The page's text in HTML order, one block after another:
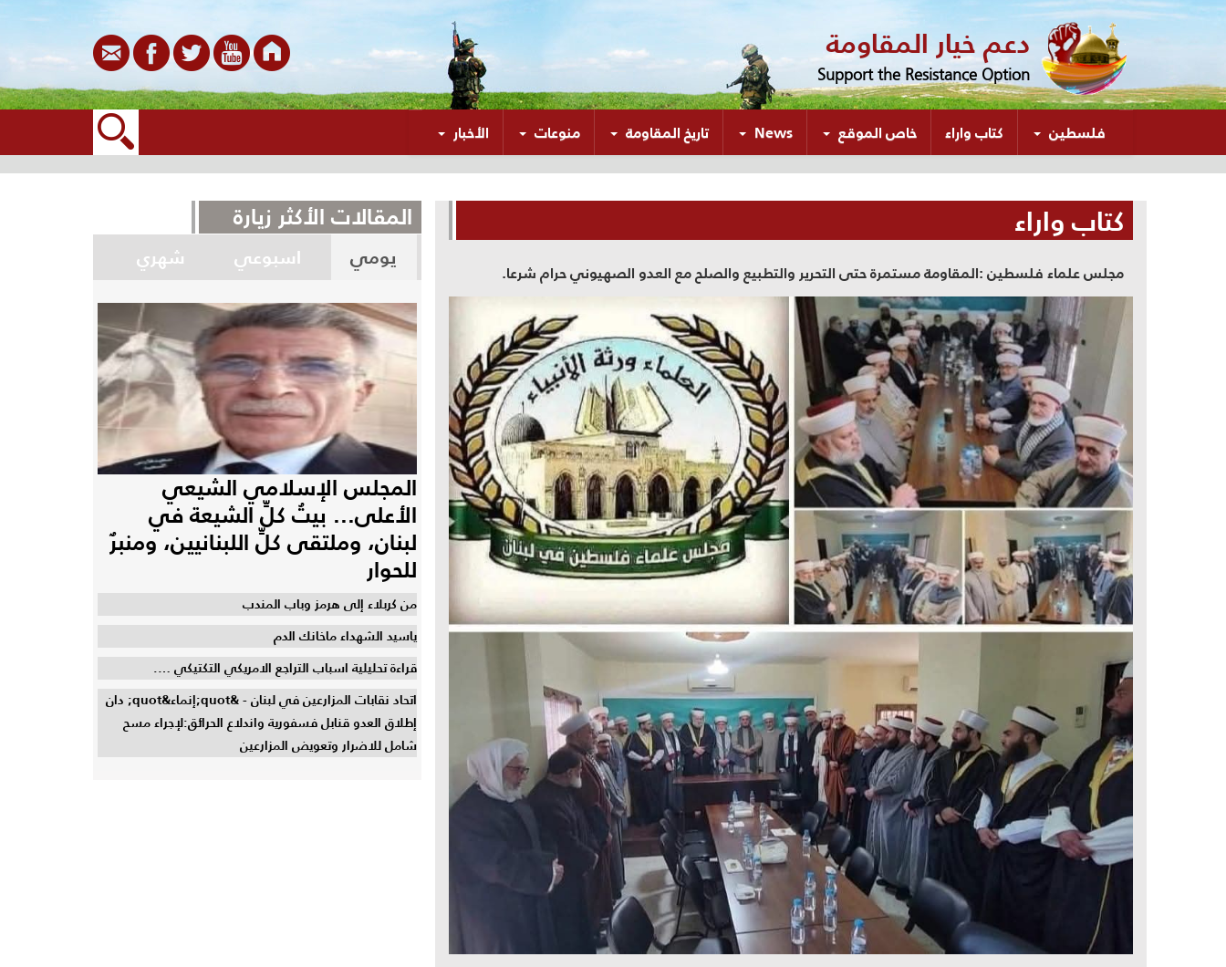
دعم خيار المقاومة
Support the Resistance Option
فلسطين كتاب واراء(الحالي)خاص الموقع News تاريخ المقاومة منوعات الأخبار
كتاب واراء
مجلس علماء فلسطين :المقاومة مستمرة حتى التحرير والتطبيع والصلح مع العدو الصهيوني حرام شرعا.
المقالات الأكثر زيارة
يومي اسبوعي شهري
المجلس الإسلامي الشيعي
الأعلى... بيتُ كلِّ الشيعة في
لبنان، وملتقى كلِّ اللبنانيين، ومنبرٌ
للحوار
من كربلاء إلى هرمز وباب المندب
ياسيد الشهداء ماخانك الدم
قراءة تحليلية اسباب التراجع الامريكي التكتيكي ….
اتحاد نقابات المزارعين في لبنان - &quot;إنماء&quot; دان
إطلاق العدو قنابل فسفورية واندلاع الحرائق:لإجراء مسح
شامل للاضرار وتعويض المزارعين